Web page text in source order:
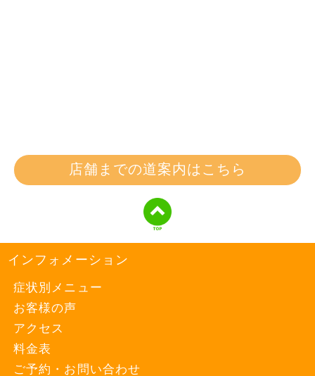
店舗までの道案内はこちら
インフォメーション
症状別メニュー
お客様の声
アクセス
料金表
ご予約・お問い合わせ